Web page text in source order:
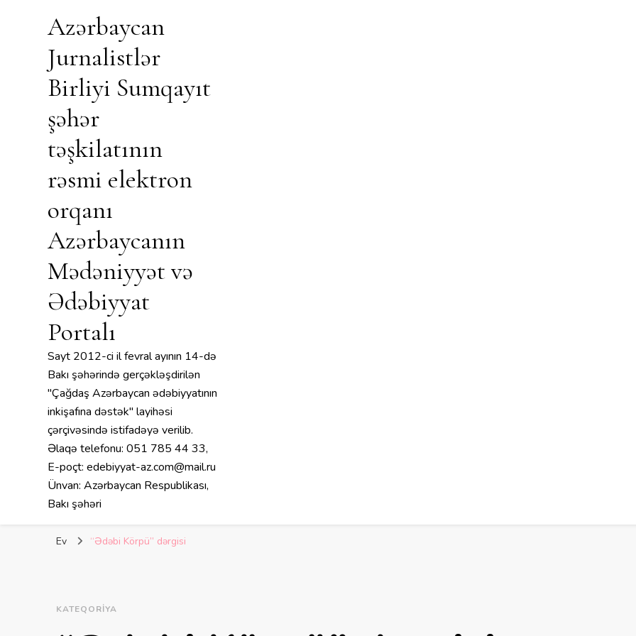
Azərbaycan
Jurnalistlər
Birliyi Sumqayıt
şəhər
təşkilatının
rəsmi elektron
orqanı
Azərbaycanın
Mədəniyyət və
Ədəbiyyat
Portalı
Sayt 2012-ci il fevral ayının 14-də
Bakı şəhərində gerçəkləşdirilən
"Çağdaş Azərbaycan ədəbiyyatının
inkişafına dəstək" layihəsi
çərçivəsində istifadəyə verilib.
Əlaqə telefonu: 051 785 44 33,
E-poçt: edebiyyat-az.com@mail.ru
Ünvan: Azərbaycan Respublikası,
Bakı şəhəri
Ev “Ədəbi Körpü” dərgisi
KATEQORIYA